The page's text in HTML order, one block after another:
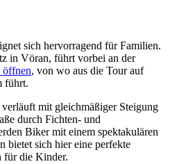
sich hervorragend für Familien.
in Vöran, führt vorbei an der
öffnen, von wo aus die Tour auf
führt.
verläuft mit gleichmäßiger Steigung
durch Fichten- und
Biker mit einem spektakulären
bietet sich hier eine perfekte
für die Kinder.